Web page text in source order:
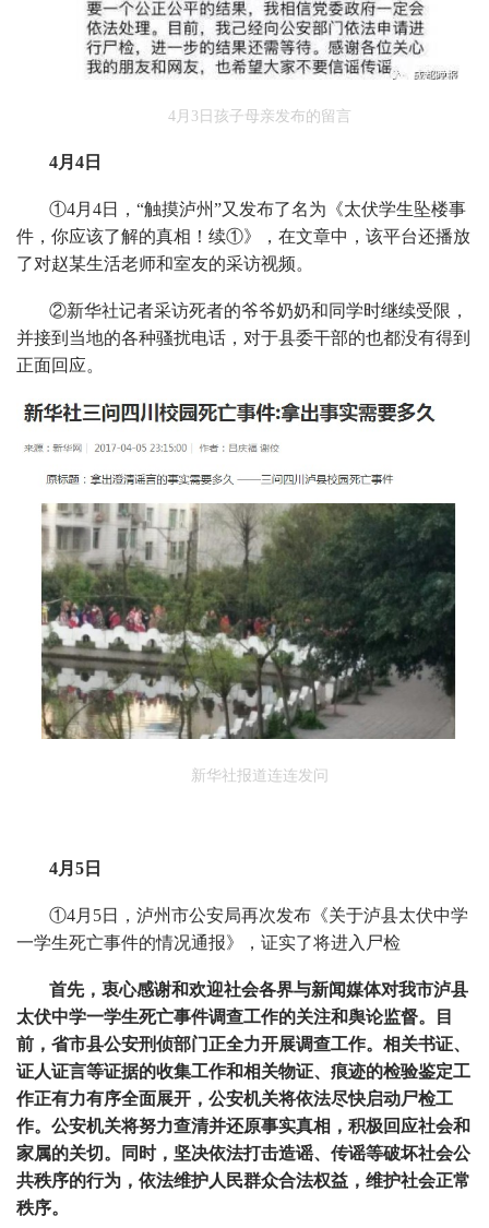
4月3日孩子母亲发布的留言
4月4日
①4月4日，“触摸泸州”又发布了名为《太伏学生坠楼事
件，你应该了解的真相！续①》，在文章中，该平台还播放
了对赵某生活老师和室友的采访视频。
②新华社记者采访死者的爷爷奶奶和同学时继续受限，
并接到当地的各种骚扰电话，对于县委干部的也都没有得到
正面回应。
新华社报道连连发问
4月5日
①4月5日，泸州市公安局再次发布《关于泸县太伏中学
一学生死亡事件的情况通报》，证实了将进入尸检
首先，衷心感谢和欢迎社会各界与新闻媒体对我市泸县
太伏中学一学生死亡事件调查工作的关注和舆论监督。目
前，省市县公安刑侦部门正全力开展调查工作。相关书证、
证人证言等证据的收集工作和相关物证、痕迹的检验鉴定工
作正有力有序全面展开，公安机关将依法尽快启动尸检工
作。公安机关将努力查清并还原事实真相，积极回应社会和
家属的关切。同时，坚决依法打击造谣、传谣等破坏社会公
共秩序的行为，依法维护人民群众合法权益，维护社会正常
秩序。